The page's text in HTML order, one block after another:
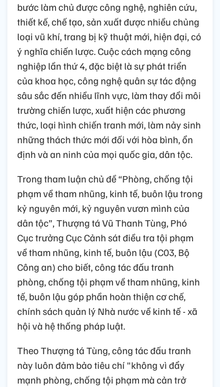
bước làm chủ được công nghệ, nghiên cứu,
thiết kế, chế tạo, sản xuất được nhiều chủng
loại vũ khí, trang bị kỹ thuật mới, hiện đại, có
ý nghĩa chiến lược. Cuộc cách mạng công
nghiệp lần thứ 4, đặc biệt là sự phát triển
của khoa học, công nghệ quân sự tác động
sâu sắc đến nhiều lĩnh vực, làm thay đổi môi
trường chiến lược, xuất hiện các phương
thức, loại hình chiến tranh mới, làm nảy sinh
những thách thức mới đối với hòa bình, ổn
định và an ninh của mọi quốc gia, dân tộc.
Trong tham luận chủ đề “Phòng, chống tội
phạm về tham nhũng, kinh tế, buôn lậu trong
kỷ nguyên mới, kỷ nguyên vươn mình của
dân tộc”, Thượng tá Vũ Thanh Tùng, Phó
Cục trưởng Cục Cảnh sát điều tra tội phạm
về tham nhũng, kinh tế, buôn lậu (C03, Bộ
Công an) cho biết, công tác đấu tranh
phòng, chống tội phạm về tham nhũng, kinh
tế, buôn lậu góp phần hoàn thiện cơ chế,
chính sách quản lý Nhà nước về kinh tế - xã
hội và hệ thống pháp luật.
Theo Thượng tá Tùng, công tác đấu tranh
này luôn đảm bảo tiêu chí "không vì đẩy
mạnh phòng, chống tội phạm mà cản trở